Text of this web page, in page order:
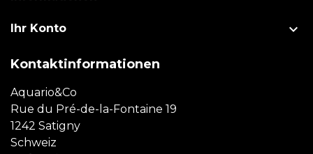
Ihr Konto 
Kontaktinformationen
Aquario&Co
Rue du Pré-de-la-Fontaine 19
1242 Satigny
Schweiz